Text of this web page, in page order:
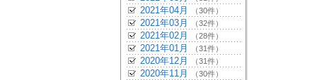
2021年04月 （30件）
2021年03月 （32件）
2021年02月 （28件）
2021年01月 （31件）
2020年12月 （31件）
2020年11月 （30件）